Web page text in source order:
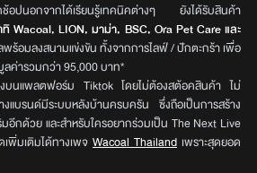
คช้อปนอกจากได้เรียนรู้เทคนิคต่างๆ ยังได้รับสินค้า
ทิ Wacoal, LION, มาม่า, BSC, Ora Pet Care และ
พร้อมลงสนามแข่งขัน ทั้งจากการไลฟ์ / ปักตะกร้า เพื่อ
ลค่ารวมกว่า 95,000 บาท*
งบนแพลตฟอร์ม Tiktok โดยไม่ต้องสต้อคสินค้า ไม่
แบรนด์มีระบบหลังบ้านครบครัน ซึ่งถือเป็นการสร้าง
มอีกด้วย และสำหรับใครอยากร่วมเป็น The Next Live
พิ่มเติมได้ทางเพจ Wacoal Thailand เพราะสุดยอด